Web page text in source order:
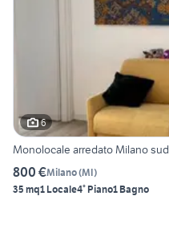
6
Monolocale arredato Milano sud
800 €Milano(MI)
35 mq1 Locale4° Piano1 Bagno